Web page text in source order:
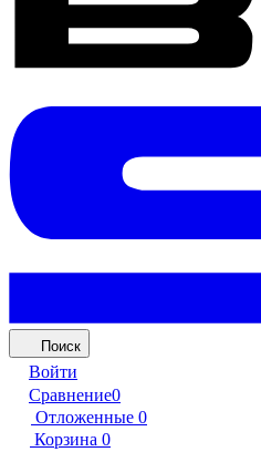
Поиск
Войти
Сравнение0
Отложенные 0
Корзина 0